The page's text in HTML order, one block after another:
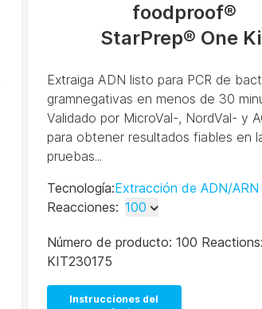
foodproof®
StarPrep® One
Extraiga ADN listo para PCR de
gramnegativas en menos de 30
Validado por MicroVal-, NordVal- y
para obtener resultados fiables en
pruebas...
Tecnología:Extracción de ADN/ARN
Reacciones: 100
500
Número de producto: 100 Reactions:
KIT230175
Instrucciones del